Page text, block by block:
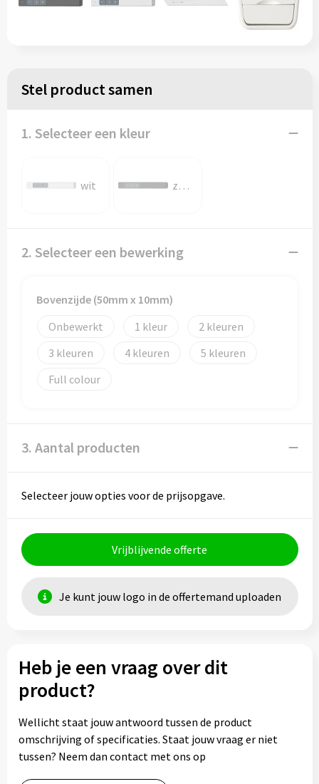
Stel product samen
1. Selecteer een kleur
wit zwart
2. Selecteer een bewerking
Bovenzijde (50mm x 10mm)
Onbewerkt
1
2
3
4
5
Full colour
3. Aantal producten
Selecteer jouw opties voor de prijsopgave.
Vrijblijvende offerte
Je kunt jouw logo in de offertemand uploaden
Heb je een vraag over dit
product?
Wellicht staat jouw antwoord tussen de product
omschrijving of specificaties. Staat jouw vraag er niet
tussen? Neem dan contact met ons op